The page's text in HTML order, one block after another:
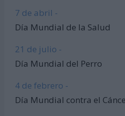
7 de abril -
Día Mundial de la Salud
21 de julio -
Día Mundial del Perro
4 de febrero -
Día Mundial contra el